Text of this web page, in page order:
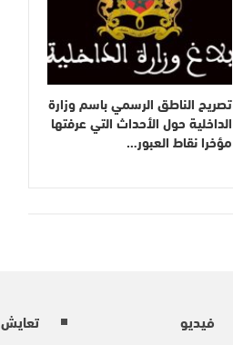
تصريح الناطق الرسمي باسم وزارة
الداخلية حول الأحداث التي عرفتها
مؤخرا نقاط العبور…
فيديو
تعايش